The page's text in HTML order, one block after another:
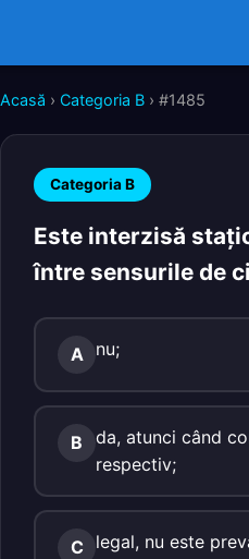
Acasă › Categoria B › #1485
Categoria B
Este interzisă
între sensurile de
A nu;
B
da, atunci când
respectiv;
C legal, nu este